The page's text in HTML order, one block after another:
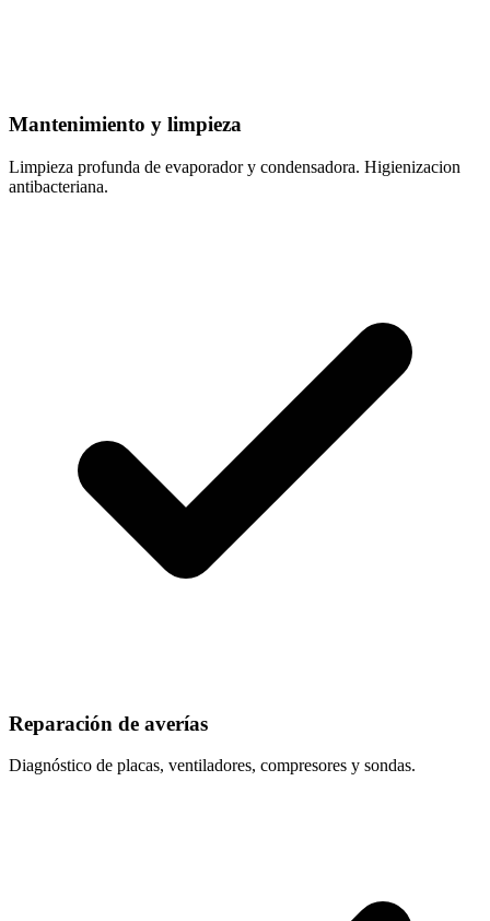
Mantenimiento y limpieza
Limpieza profunda de evaporador y condensadora. Higienizacion
antibacteriana.
Reparación de averías
Diagnóstico de placas, ventiladores, compresores y sondas.